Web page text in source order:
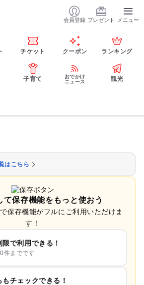
会員登録 プレゼント メニュー
チケット クーポン ランキング
子育て
おでかけ
ニュース
観光
はこちら
て保存機能をもっと使おう
保存機能がフルにご利用いただけま
す！
で利用できる！
件までです
チェックできる！